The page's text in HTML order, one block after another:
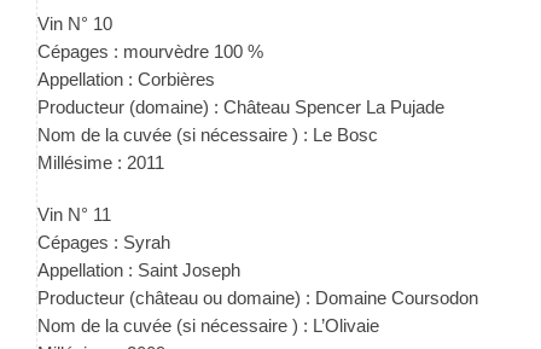
Vin N° 10
Cépages : mourvèdre 100 %
Appellation : Corbières
Producteur (domaine) : Château Spencer La Pujade
Nom de la cuvée (si nécessaire ) : Le Bosc
Millésime : 2011
Vin N° 11
Cépages : Syrah
Appellation : Saint Joseph
Producteur (château ou domaine) : Domaine Coursodon
Nom de la cuvée (si nécessaire ) : L’Olivaie